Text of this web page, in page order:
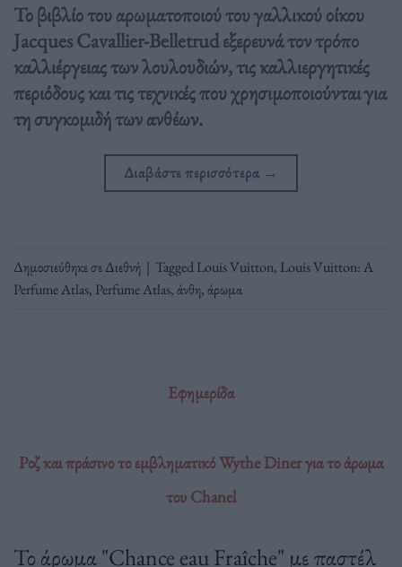
Το βιβλίο του αρωματοποιού του γαλλικού οίκου
Jacques Cavallier-Belletrud εξερευνά τον τρόπο
καλλιέργειας των λουλουδιών, τις καλλιεργητικές
περιόδους και τις τεχνικές που χρησιμοποιούνται για
τη συγκομιδή των ανθέων.
Διαβάστε περισσότερα →
Δημοσιεύθηκε σεΔιεθνή | TaggedLouis Vuitton, Louis Vuitton: A
Perfume Atlas, Perfume Atlas,άνθη,άρωμα
Εφημερίδα
Ροζ και πράσινο το εμβληματικό Wythe Diner για το άρωμα
του Chanel
Το άρωμα "Chance eau Fraîche" με παστέλ